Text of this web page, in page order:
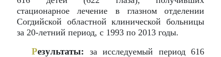
стационарное лечение в глазном отделении
Согдийской областной клинической больницы
за 20-летний период, с 1993 по 2013 годы.
Результаты: за исследуемый период 616